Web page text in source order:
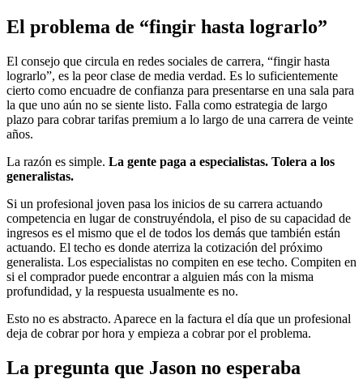
El problema de “fingir hasta lograrlo”
El consejo que circula en redes sociales de carrera, “fingir hasta
lograrlo”, es la peor clase de media verdad. Es lo suficientemente
cierto como encuadre de confianza para presentarse en una sala para
la que uno aún no se siente listo. Falla como estrategia de largo
plazo para cobrar tarifas premium a lo largo de una carrera de veinte
años.
La razón es simple. La gente paga a especialistas. Tolera a los
generalistas.
Si un profesional joven pasa los inicios de su carrera actuando
competencia en lugar de construyéndola, el piso de su capacidad de
ingresos es el mismo que el de todos los demás que también están
actuando. El techo es donde aterriza la cotización del próximo
generalista. Los especialistas no compiten en ese techo. Compiten en
si el comprador puede encontrar a alguien más con la misma
profundidad, y la respuesta usualmente es no.
Esto no es abstracto. Aparece en la factura el día que un profesional
deja de cobrar por hora y empieza a cobrar por el problema.
La pregunta que Jason no esperaba